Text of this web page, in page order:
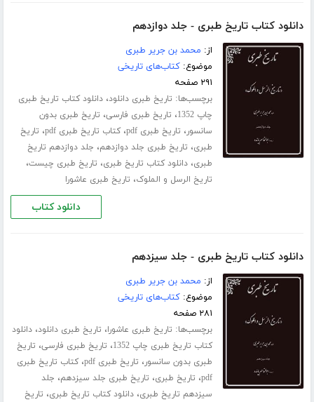
دانلود کتاب تاریخ طبری - جلد دوازدهم
از: محمد بن جریر طبری
موضوع:کتاب‌های تاریخی
۲۹۱ صفحه
برچسب‌ها: تاریخ طبری دانلود،دانلود کتاب تاریخ طبری
چاپ 1352
، تاریخ طبری فارسی، تاریخ طبری بدون
سانسور، تاریخ طبری pdf ،کتاب تاریخ طبری pdf ، تاریخ
طبری، تاریخ طبری جلد ‌دوازدهم، جلد دوازدهم تاریخ
طبری،دانلود کتاب تاریخ طبری، تاریخ طبری چیست،
تاریخ الرسل و الملوک، تاریخ طبری عاشورا
دانلود کتاب
دانلود کتاب تاریخ طبری - جلد سیزدهم
از: محمد بن جریر طبری
موضوع:کتاب‌های تاریخی
۲۸۱ صفحه
برچسب‌ها: تاریخ طبری عاشورا، تاریخ طبری دانلود،دانلود
کتاب تاریخ طبری چاپ 1352
، تاریخ طبری فارسی، تاریخ
طبری بدون سانسور، تاریخ طبری pdf ،کتاب تاریخ طبری
pdf، تاریخ طبری، تاریخ طبری جلد ‌سیزدهم، جلد
سیزدهم تاریخ طبری،دانلود کتاب تاریخ طبری، تاریخ